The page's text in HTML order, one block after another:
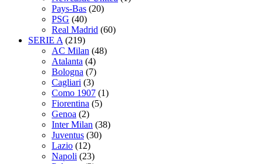
Pays-Bas (20)
PSG (40)
Real Madrid (60)
SERIE A (219)
AC Milan (48)
Atalanta (4)
Bologna (7)
Cagliari (3)
Como 1907 (1)
Fiorentina (5)
Genoa (2)
Inter Milan (38)
Juventus (30)
Lazio (12)
Napoli (23)